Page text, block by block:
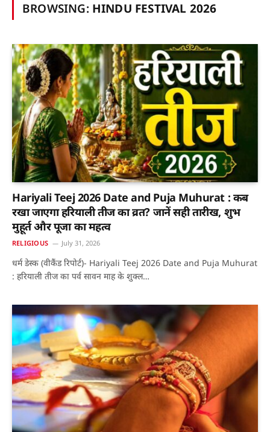
BROWSING: HINDU FESTIVAL 2026
Hariyali Teej 2026 Date and Puja Muhurat : कब
रखा जाएगा हरियाली तीज का व्रत? जानें सही तारीख, शुभ
मुहूर्त और पूजा का महत्व
RELIGIOUS July 31, 2026
धर्म डेस्क (वीकैंड रिपोर्ट)- Hariyali Teej 2026 Date and Puja Muhurat
: हरियाली तीज का पर्व सावन माह के शुक्ल…